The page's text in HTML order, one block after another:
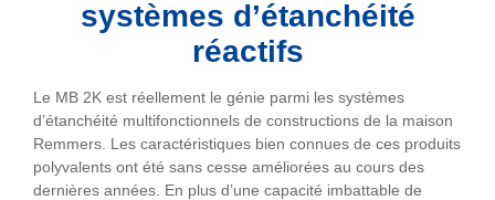
systèmes d’étanchéité
réactifs
Le MB 2K est réellement le génie parmi les systèmes
d’étanchéité multifonctionnels de constructions de la maison
Remmers. Les caractéristiques bien connues de ces produits
polyvalents ont été sans cesse améliorées au cours des
dernières années. En plus d’une capacité imbattable de